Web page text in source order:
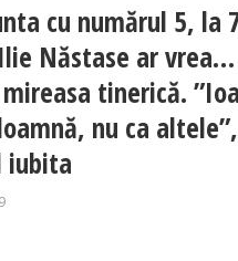
cu numărul 5, la
Năstase ar
tinerică.
nu ca
iubita